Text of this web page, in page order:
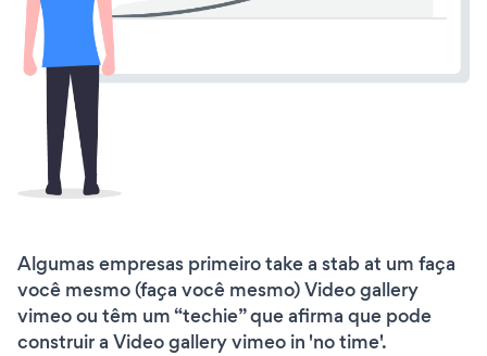
Algumas empresas primeiro take a stab at um faça
você mesmo (faça você mesmo) Video gallery
vimeo ou têm um “techie” que afirma que pode
construir a Video gallery vimeo in 'no time'.